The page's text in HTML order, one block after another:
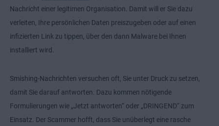
Nachricht einer legitimen Organisation. Damit will er Sie dazu
verleiten, Ihre persönlichen Daten preiszugeben oder auf einen
infizierten Link zu tippen, über den dann Malware bei Ihnen
installiert wird.
Smishing-Nachrichten versuchen oft, Sie unter Druck zu setzen,
damit Sie darauf antworten. Dazu kommen nötigende
Formulierungen wie „Jetzt antworten“ oder „DRINGEND“ zum
Einsatz. Der Scammer hofft, dass Sie unüberlegt eine rasche